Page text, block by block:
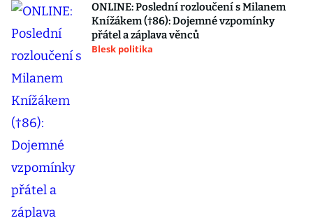
ONLINE: Poslední rozloučení s Milanem
Knížákem (†86): Dojemné vzpomínky
přátel a záplava věnců
Blesk politika